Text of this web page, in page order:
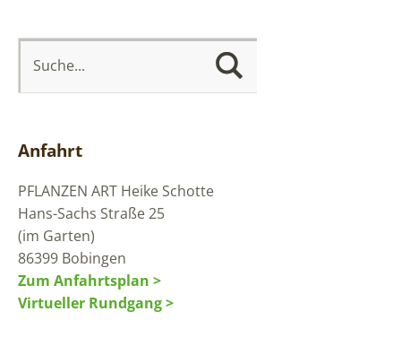
Anfahrt
PFLANZEN ART Heike Schotte
Hans-Sachs Straße 25
(im Garten)
86399 Bobingen
Zum Anfahrtsplan >
Virtueller Rundgang >